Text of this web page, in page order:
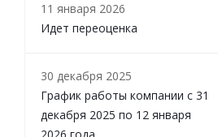
11 января 2026
Идет переоценка
30 декабря 2025
График работы компании с 31
декабря 2025 по 12 января